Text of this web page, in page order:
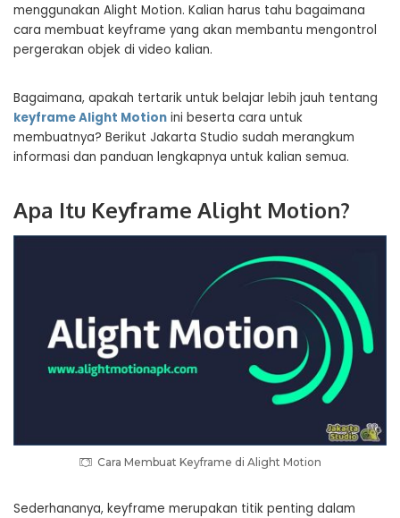
menggunakan Alight Motion. Kalian harus tahu bagaimana
cara membuat keyframe yang akan membantu mengontrol
pergerakan objek di video kalian.
Bagaimana, apakah tertarik untuk belajar lebih jauh tentang
keyframe Alight Motion ini beserta cara untuk
membuatnya? Berikut Jakarta Studio sudah merangkum
informasi dan panduan lengkapnya untuk kalian semua.
Apa Itu Keyframe Alight Motion?
Cara Membuat Keyframe di Alight Motion
Sederhananya, keyframe merupakan titik penting dalam